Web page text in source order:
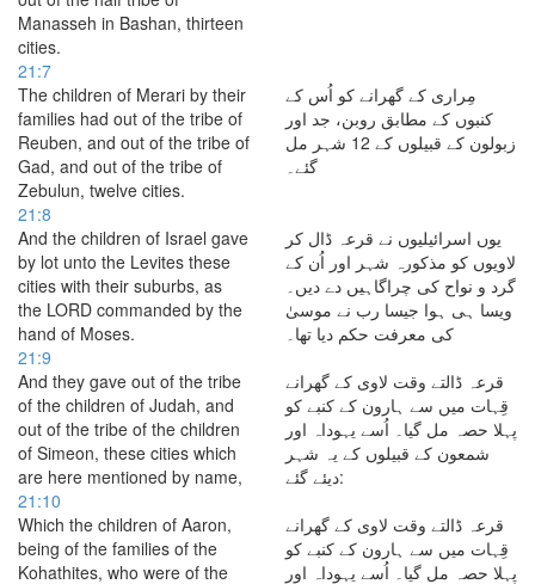
Manasseh in Bashan, thirteen
cities.
21:7
The children of Merari by their
families had out of the tribe of
Reuben, and out of the tribe of
Gad, and out of the tribe of
Zebulun, twelve cities.
مِراری کے گھرانے کو اُس کے
کنبوں کے مطابق روبن، جد اور
زبولون کے قبیلوں کے 12 شہر مل
گئے۔
21:8
And the children of Israel gave
by lot unto the Levites these
cities with their suburbs, as
the LORD commanded by the
hand of Moses.
یوں اسرائیلیوں نے قرعہ ڈال کر
لاویوں کو مذکورہ شہر اور اُن کے
گرد و نواح کی چراگاہیں دے دیں۔
ویسا ہی ہوا جیسا رب نے موسیٰ
کی معرفت حکم دیا تھا۔
21:9
And they gave out of the tribe
of the children of Judah, and
out of the tribe of the children
of Simeon, these cities which
are here mentioned by name,
قرعہ ڈالتے وقت لاوی کے گھرانے
قِہات میں سے ہارون کے کنبے کو
پہلا حصہ مل گیا۔ اُسے یہوداہ اور
شمعون کے قبیلوں کے یہ شہر
دیئے گئے:
21:10
Which the children of Aaron,
being of the families of the
Kohathites, who were of the
قرعہ ڈالتے وقت لاوی کے گھرانے
قِہات میں سے ہارون کے کنبے کو
پہلا حصہ مل گیا۔ اُسے یہوداہ اور